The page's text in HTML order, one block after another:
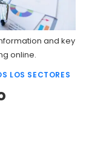
and key
online.
LOS SECTORES